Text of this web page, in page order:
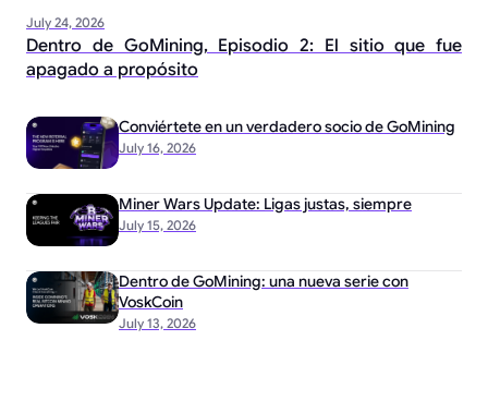
July 24, 2026
Dentro de GoMining, Episodio 2: El sitio que fue
apagado a propósito
July 16, 2026
Conviértete en un verdadero socio de GoMining
July 15, 2026
Miner Wars Update: Ligas justas, siempre
July 13, 2026
Dentro de GoMining: una nueva serie con
VoskCoin